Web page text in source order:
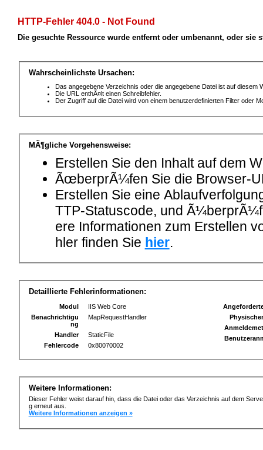
HTTP-Fehler 404.0 - Not Found
Die gesuchte Ressource wurde entfernt oder umbenannt, oder
Wahrscheinlichste Ursachen:
Das angegebene Verzeichnis oder die angegebene Datei ist auf diesem
Die URL enthÃ¤lt einen Schreibfehler.
Der Zugriff auf die Datei wird von einem benutzerdefinierten Filter oder
MÃ¶gliche Vorgehensweise:
Erstellen Sie den Inhalt auf dem
ÃœberprÃ¼fen Sie die Browser-
Erstellen Sie eine
TTP-Statuscode, und
ere Informationen zum Erstellen
hler finden Sie hier.
Detaillierte Fehlerinformationen:
Modul
IIS Web Core
Benachrichtigu
ng
MapRequestHandler
Handler
StaticFile
Fehlercode
0x80070002
Weitere Informationen:
Dieser Fehler weist darauf hin, dass die Datei oder das Verzeichnis auf dem
g erneut aus.
Weitere Informationen anzeigen »